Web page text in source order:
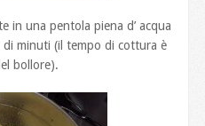
in una pentola piena d’ acqua
minuti (il tempo di cottura è
bollore).